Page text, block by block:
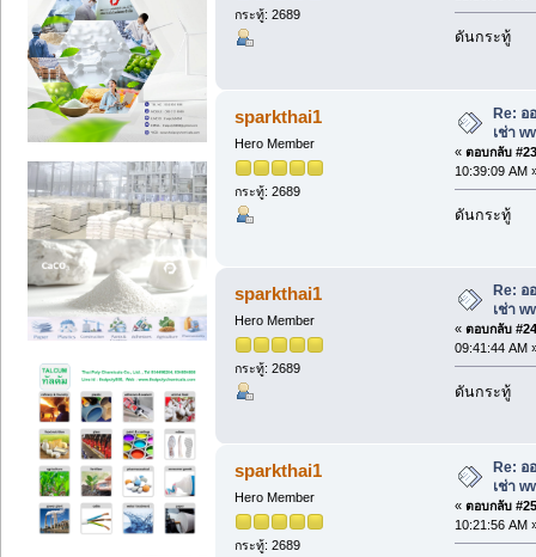
กระทู้: 2689
ดันกระทู้
sparkthai1
Hero Member
กระทู้: 2689
Re: อ
เช่า
« ตอบกลับ
10:39:09 AM
ดันกระทู้
sparkthai1
Hero Member
กระทู้: 2689
Re: อ
เช่า
« ตอบกลับ
09:41:44 AM
ดันกระทู้
sparkthai1
Hero Member
กระทู้: 2689
Re: อ
เช่า
« ตอบกลับ
10:21:56 AM